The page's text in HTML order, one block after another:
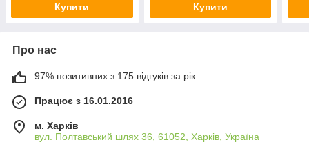
Купити Купити
Про нас
97% позитивних з 175 відгуків за рік
Працює з 16.01.2016
м. Харків
вул. Полтавський шлях 36, 61052, Харків, Україна